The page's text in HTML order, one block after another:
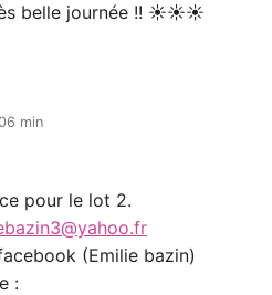
belle journée !! ☀☀☀
min
pour le lot 2.
(Emilie bazin)
: